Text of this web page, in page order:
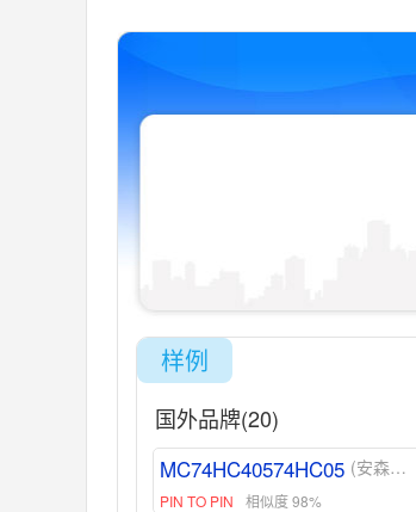
样例
国外品牌(20)
MC74HC40574HC05 (安森美-ON)
PIN TO PIN 相似度 98%